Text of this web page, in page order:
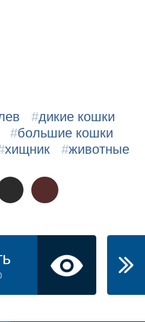
#дикие кошки
#большие кошки
хищник #животные